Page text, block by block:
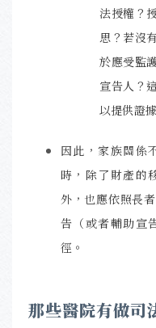
法授權？
思？若沒
於應受監
宣告人？
以提供證
因此，家族關係
時，除了財產的
外，也應依照長
告（或者輔助宣
徑。
那些醫院有做司